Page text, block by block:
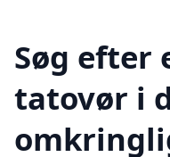
Søg efter
tatovør i